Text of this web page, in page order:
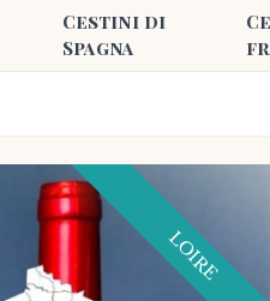
Cestini di
Spagna
LOIRE